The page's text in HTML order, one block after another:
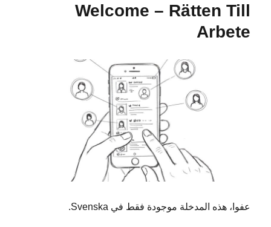
Welcome – Rätten Till
Arbete
عفوا، هذه المدخلة موجودة فقط في Svenska.